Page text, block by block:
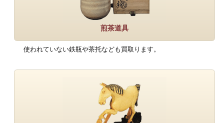
煎茶道具
使われていない鉄瓶や茶托なども買取ります。